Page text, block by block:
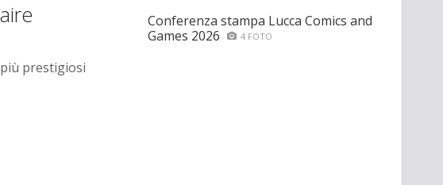
prestigiosi
Conferenza stampa Lucca Comics and
Games 2026
4 FOTO